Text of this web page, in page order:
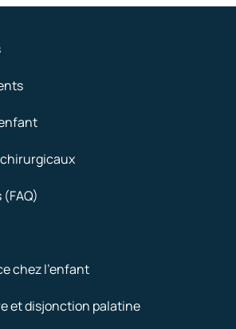
chez l’enfant
et disjonction palatine